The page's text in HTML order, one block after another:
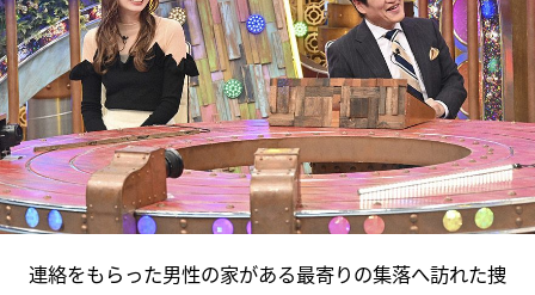
連絡をもらった男性の家がある最寄りの集落へ訪れた捜